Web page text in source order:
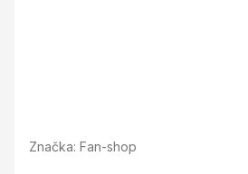
Značka: Fan-shop